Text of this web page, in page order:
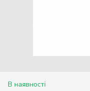
В наявності